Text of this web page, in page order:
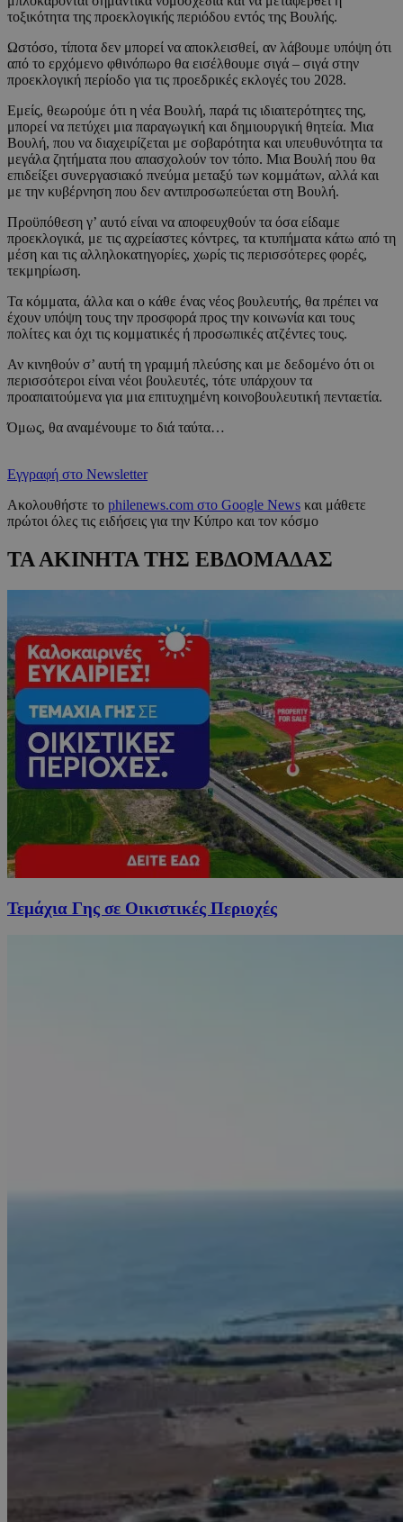
τοξικότητα της προεκλογικής περιόδου εντός της Βουλής.
Ωστόσο, τίποτα δεν μπορεί να αποκλεισθεί, αν λάβουμε υπόψη ότι
από το ερχόμενο φθινόπωρο θα εισέλθουμε σιγά – σιγά στην
προεκλογική περίοδο για τις προεδρικές εκλογές του 2028.
Εμείς, θεωρούμε ότι η νέα Βουλή, παρά τις ιδιαιτερότητες της,
μπορεί να πετύχει μια παραγωγική και δημιουργική θητεία. Μια
Βουλή, που να διαχειρίζεται με σοβαρότητα και υπευθυνότητα τα
μεγάλα ζητήματα που απασχολούν τον τόπο. Μια Βουλή που θα
επιδείξει συνεργασιακό πνεύμα μεταξύ των κομμάτων, αλλά και
με την κυβέρνηση που δεν αντιπροσωπεύεται στη Βουλή.
Προϋπόθεση γ’ αυτό είναι να αποφευχθούν τα όσα είδαμε
προεκλογικά, με τις αχρείαστες κόντρες, τα κτυπήματα κάτω από τη
μέση και τις αλληλοκατηγορίες, χωρίς τις περισσότερες φορές,
τεκμηρίωση.
Τα κόμματα, άλλα και ο κάθε ένας νέος βουλευτής, θα πρέπει να
έχουν υπόψη τους την προσφορά προς την κοινωνία και τους
πολίτες και όχι τις κομματικές ή προσωπικές ατζέντες τους.
Αν κινηθούν σ’ αυτή τη γραμμή πλεύσης και με δεδομένο ότι οι
περισσότεροι είναι νέοι βουλευτές, τότε υπάρχουν τα
προαπαιτούμενα για μια επιτυχημένη κοινοβουλευτική πενταετία.
Όμως, θα αναμένουμε το διά ταύτα…
Εγγραφή στο Newsletter
Ακολουθήστε το philenews.com στο Google News και μάθετε
πρώτοι όλες τις ειδήσεις για την Κύπρο και τον κόσμο
ΤΑ ΑΚΙΝΗΤΑ ΤΗΣ ΕΒΔΟΜΑΔΑΣ
Τεμάχια Γης σε Οικιστικές Περιοχές